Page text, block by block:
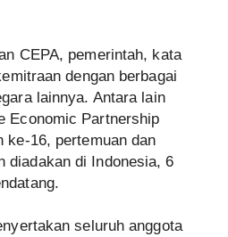
CEPA, pemerintah, kata
dengan berbagai
lainnya. Antara lain
Economic Partnership
ke-16, pertemuan dan
diadakan di Indonesia, 6
seluruh anggota